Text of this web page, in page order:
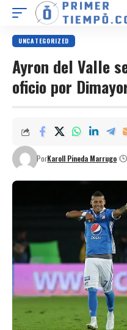
UNCATEGORIZED
Ayron del Valle
oficio por
PorKaroll Pineda Marrugo